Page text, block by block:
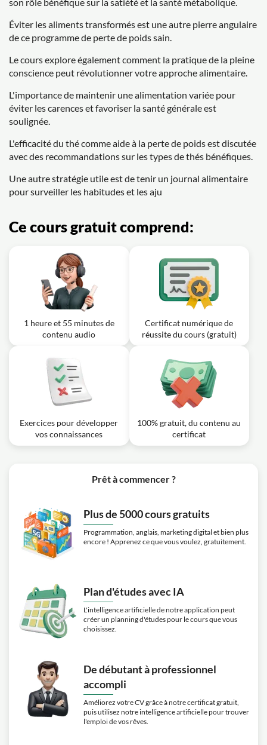
Éviter les aliments transformés est une autre pierre angulaire
de ce programme de perte de poids sain.
Le cours explore également comment la pratique de la pleine
conscience peut révolutionner votre approche alimentaire.
L'importance de maintenir une alimentation variée pour
éviter les carences et favoriser la santé générale est
soulignée.
L'efficacité du thé comme aide à la perte de poids est discutée
avec des recommandations sur les types de thés bénéfiques.
Une autre stratégie utile est de tenir un journal alimentaire
pour surveiller les habitudes et les aju
Ce cours gratuit comprend:
1 heure et 55 minutes de
contenu audio
Certificat numérique de
réussite du cours (gratuit)
Exercices pour développer
vos connaissances
100% gratuit, du contenu au
certificat
Prêt à commencer ?
Plus de 5000 cours gratuits
Programmation, anglais, marketing digital et bien plus
encore ! Apprenez ce que vous voulez, gratuitement.
Plan d'études avec IA
L'intelligence artificielle de notre application peut
créer un planning d'études pour le cours que vous
choisissez.
De débutant à professionnel
accompli
Améliorez votre CV grâce à notre certificat gratuit,
puis utilisez notre intelligence artificielle pour trouver
l'emploi de vos rêves.